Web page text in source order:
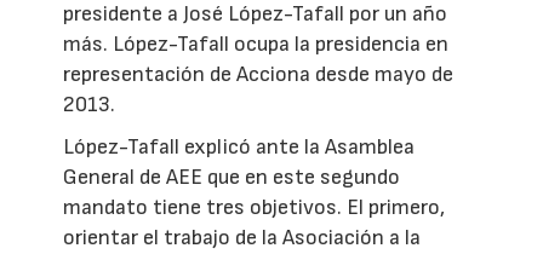
presidente a José López-Tafall por un año
más. López-Tafall ocupa la presidencia en
representación de Acciona desde mayo de
2013.
López-Tafall explicó ante la Asamblea
General de AEE que en este segundo
mandato tiene tres objetivos. El primero,
orientar el trabajo de la Asociación a la